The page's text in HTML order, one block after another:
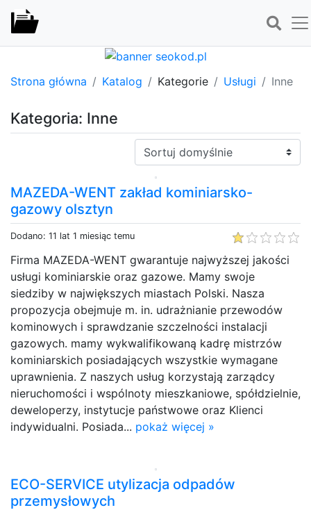
Strona główna Katalog Kategorie Usługi Inne
Kategoria: Inne
Sortuj:
MAZEDA-WENT zakład kominiarsko-
gazowy olsztyn
Dodano: 11 lat 1 miesiąc temu
Firma MAZEDA-WENT gwarantuje najwyższej jakości
usługi kominiarskie oraz gazowe. Mamy swoje
siedziby w największych miastach Polski. Nasza
propozycja obejmuje m. in. udrażnianie przewodów
kominowych i sprawdzanie szczelności instalacji
gazowych. mamy wykwalifikowaną kadrę mistrzów
kominiarskich posiadających wszystkie wymagane
uprawnienia. Z naszych usług korzystają zarządcy
nieruchomości i wspólnoty mieszkaniowe, spółdzielnie,
deweloperzy, instytucje państwowe oraz Klienci
indywidualni. Posiada... pokaż więcej »
ECO-SERVICE utylizacja odpadów
przemysłowych